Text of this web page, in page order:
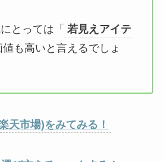
とっては「 若見えアイテ
値も高いと言えるでしょ
天市場)をみてみる！